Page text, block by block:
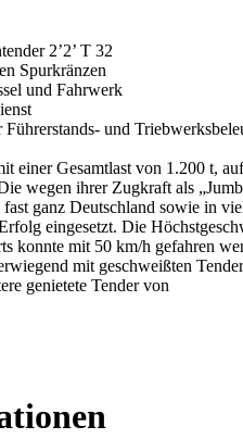
2’2’ T 32
Spurkränzen
und Fahrwerk
und
einer Gesamtlast von 1.200 t, auf
wegen ihrer Zugkraft als
ganz Deutschland sowie in
eingesetzt. Die
konnte mit 50 km/h gefahren
mit geschweißten
genietete Tender von